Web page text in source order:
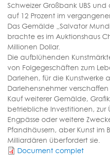
Schweizer Großbank UBS und
auf 12 Prozent im
Das Gemälde „Salvator
brachte es im Auktionshaus
Millionen Dollar.
Die aufblühenden
von Folgegeschäften zum
Darlehen, für die Kunstwerke
Darlehensnehmer
Kauf weiterer Gemälde,
betriebliche Investitionen, zur
Engpässe oder weitere
Pfandhäusern, aber Kunst im
Milliardären überfordert sie.
Document complet